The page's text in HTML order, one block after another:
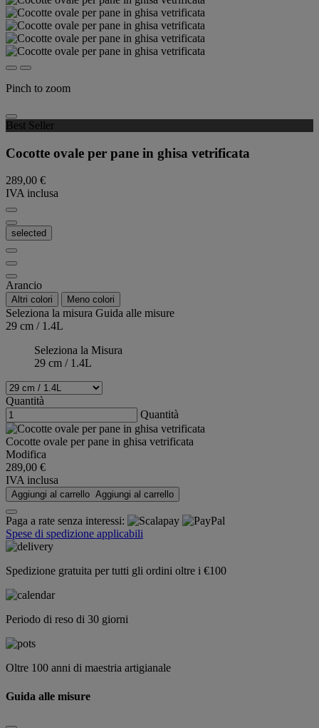
Pinch to zoom
Best Seller
Cocotte ovale per pane in ghisa vetrificata
289,00 €
IVA inclusa
selected
Arancio
Altri colori Meno colori
Seleziona la misura Guida alle misure
29 cm / 1.4L
Seleziona la Misura
29 cm / 1.4L
Quantità
Quantità
Cocotte ovale per pane in ghisa vetrificata
Modifica
289,00 €
IVA inclusa
Aggiungi al carrello Aggiungi al carrello
Paga a rate senza interessi:
Spese di spedizione applicabili
Spedizione gratuita per tutti gli ordini oltre i €100
Periodo di reso di 30 giorni
Oltre 100 anni di maestria artigianale
Guida alle misure